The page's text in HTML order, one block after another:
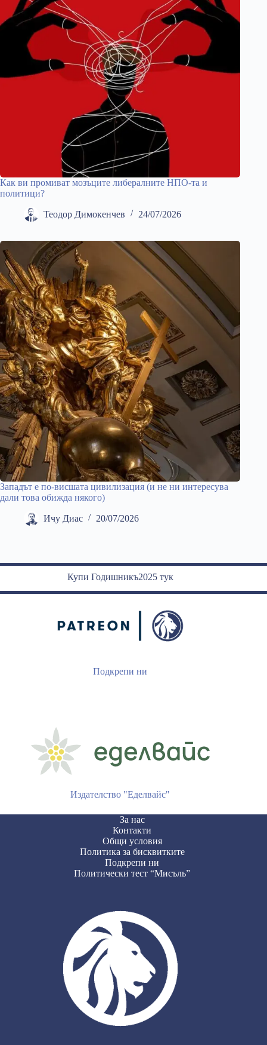
Как ви промиват мозъците либералните НПО-та и
политици?
Теодор Димокенчев 24/07/2026
Западът е по-висшата цивилизация (и не ни интересува
дали това обижда някого)
Ичу Диас 20/07/2026
Купи Годишникъ2025 тук
Подкрепи ни
Издателство "Еделвайс"
За нас
Контакти
Общи условия
Политика за бисквитките
Подкрепи ни
Политически тест “Мисъль”